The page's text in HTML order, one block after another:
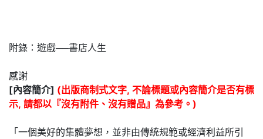
附錄：遊戲──書店人生
感謝
[內容簡介] (出版商制式文字, 不論標題或內容簡介是否有標
示, 請都以『沒有附件、沒有贈品』為參考。)
「一個美好的集體夢想，並非由傳統規範或經濟利益所引